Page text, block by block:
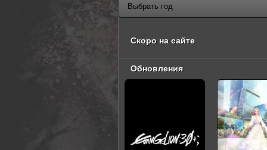
Скоро на сайте
Обновления